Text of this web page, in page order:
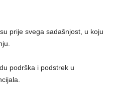
prije svega sadašnjost, u koju
podrška i podstrek u